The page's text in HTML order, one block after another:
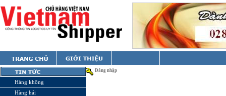
Hàng không
Hàng hải
Đăng nhập